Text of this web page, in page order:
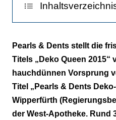
Pearls & Dents von
gut" befunden
Optimierte
Pearls & Dents stellt die
Titels „Deko Queen 2015“
hauchdünnen Vorsprung
Titel „Pearls & Dents
Wipperfürth
der West-Apotheke. Rund